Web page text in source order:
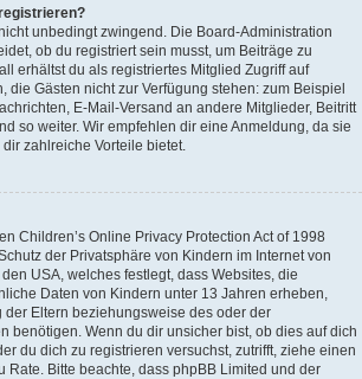
unbedingt zwingend. Die Board-Administration
ob du registriert sein musst, um Beiträge zu
erhältst du als registriertes Mitglied Zugriff auf
die Gästen nicht zur Verfügung stehen: zum Beispiel
E-Mail-Versand an andere Mitglieder, Beitritt
so weiter. Wir empfehlen dir eine Anmeldung, da sie
zahlreiche Vorteile bietet.
Children’s Online Privacy Protection Act of 1998
der Privatsphäre von Kindern im Internet von
USA, welches festlegt, dass Websites, die
Daten von Kindern unter 13 Jahren erheben,
der Eltern beziehungsweise des oder der
benötigen. Wenn du dir unsicher bist, ob dies auf dich
du dich zu registrieren versuchst, zutrifft, ziehe einen
Rate. Bitte beachte, dass phpBB Limited und der